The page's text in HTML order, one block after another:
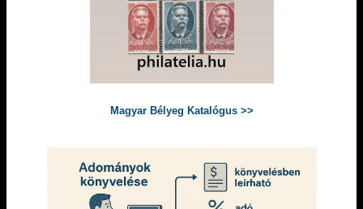
Magyar Bélyeg Katalógus >>